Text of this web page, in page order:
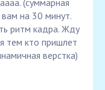
(суммарная
на 30 минут.
ритм кадра. Жду
тем кто пришлет
верстка)